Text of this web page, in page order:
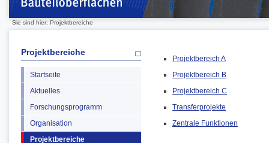
Sie sind hier: Projektbereiche
Projektbereiche
Startseite
Aktuelles
Forschungsprogramm
Organisation
Projektbereiche
Projektbereich A
Projektbereich B
Projektbereich C
Transferprojekte
Zentrale Funktionen